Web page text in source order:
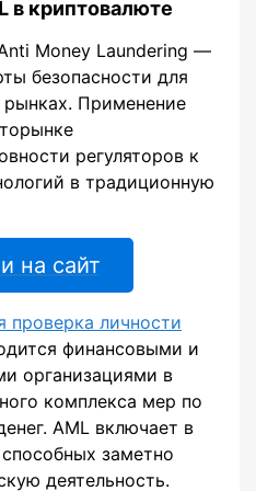
в криптовалюте
Money Laundering —
безопасности для
Применение
регуляторов к
в традиционную
на сайт
проверка личности
финансовыми и
организациями в
комплекса мер по
AML включает в
заметно
деятельность.